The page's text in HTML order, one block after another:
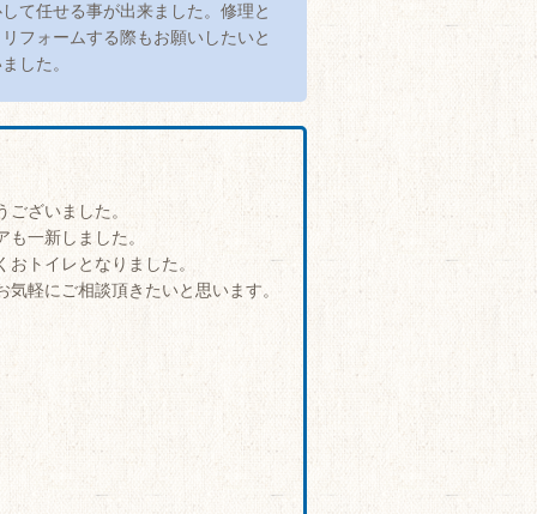
て任せる事が出来ました。修理と
フォームする際もお願いしたいと
した。
ざいました。
一新しました。
トイレとなりました。
軽にご相談頂きたいと思います。